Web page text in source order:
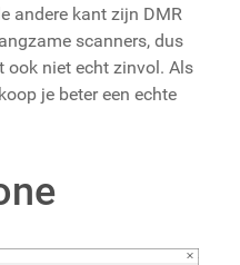
andere kant zijn DMR
scanners, dus
ook niet echt zinvol. Als
je beter een echte